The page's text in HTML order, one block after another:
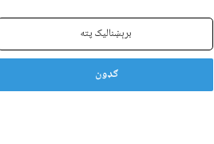
برېښنالیک